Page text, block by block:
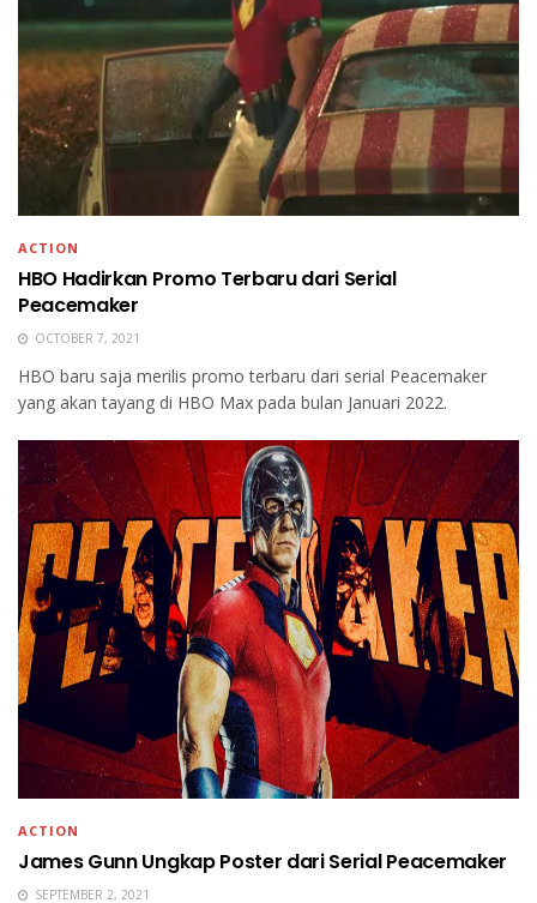
ACTION
HBO Hadirkan Promo Terbaru dari Serial
Peacemaker
OCTOBER 7, 2021
HBO baru saja merilis promo terbaru dari serial Peacemaker
yang akan tayang di HBO Max pada bulan Januari 2022.
ACTION
James Gunn Ungkap Poster dari Serial Peacemaker
SEPTEMBER 2, 2021